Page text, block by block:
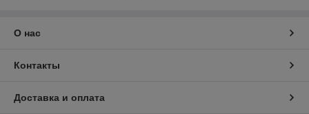
О нас
Контакты
Доставка и оплата